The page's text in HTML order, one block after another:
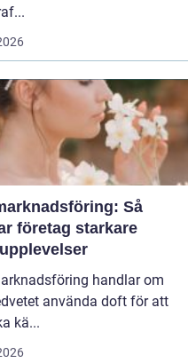
Så
företag starkare
handlar om
använda doft för att
kä...